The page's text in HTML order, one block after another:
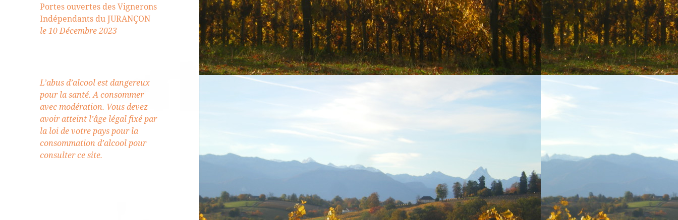
Portes ouvertes des Vignerons
Indépendants du JURANÇON
le 10 Décembre 2023
L’abus d’alcool est dangereux
pour la santé. A consommer
avec modération. Vous devez
avoir atteint l’âge légal fixé par
la loi de votre pays pour la
consommation d’alcool pour
consulter ce site.